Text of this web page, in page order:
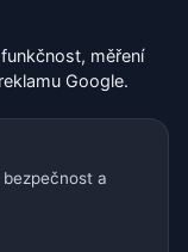
🇧🇬 Bulharsko
měření
Google.
a